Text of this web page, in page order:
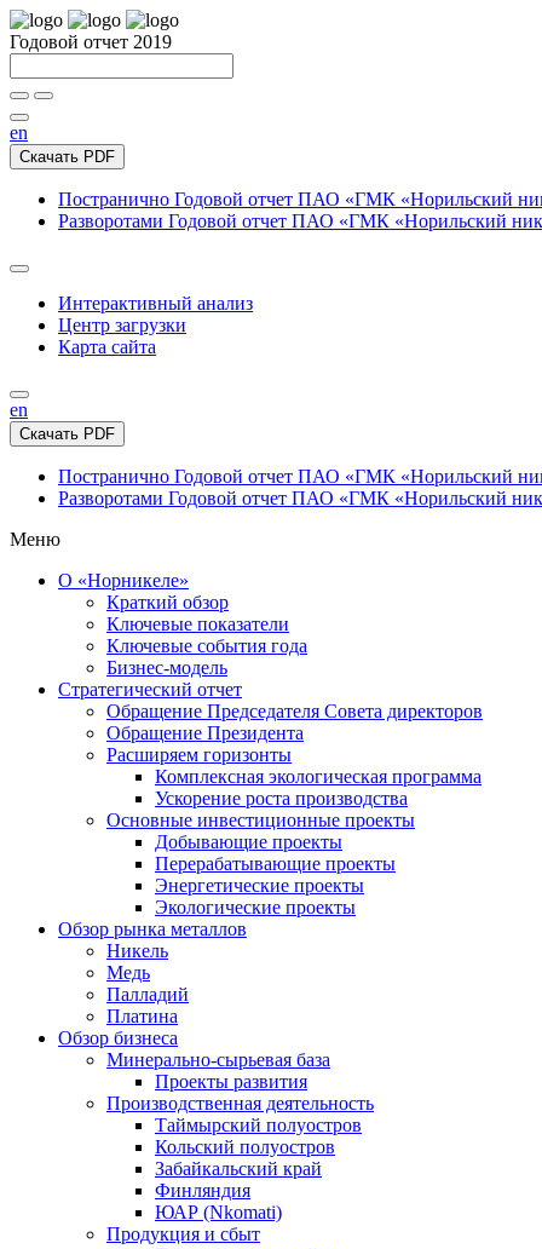
Годовой отчет 2019
en
Скачать PDF
Постранично Годовой отчет ПАО «ГМК «Норильский
Разворотами Годовой отчет ПАО «ГМК «Норильский
Интерактивный анализ
Центр загрузки
Карта сайта
en
Скачать PDF
Постранично Годовой отчет ПАО «ГМК «Норильский
Разворотами Годовой отчет ПАО «ГМК «Норильский
Меню
О «Норникеле»
Краткий обзор
Ключевые показатели
Ключевые события года
Бизнес-модель
Стратегический отчет
Обращение Председателя Совета директоров
Обращение Президента
Расширяем горизонты
Комплексная экологическая программа
Ускорение роста производства
Основные инвестиционные проекты
Добывающие проекты
Перерабатывающие проекты
Энергетические проекты
Экологические проекты
Обзор рынка металлов
Никель
Медь
Палладий
Платина
Обзор бизнеса
Минерально-сырьевая база
Проекты развития
Производственная деятельность
Таймырский полуостров
Кольский полуостров
Забайкальский край
Финляндия
ЮАР (Nkomati)
Продукция и сбыт